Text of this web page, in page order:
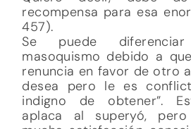
recompensa para esa
457).
Se puede
masoquismo debido a
renuncia en favor de otro
desea pero le es
indigno de obtener”.
aplaca al superyó,